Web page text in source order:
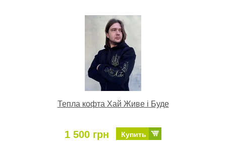
Тепла кофта Хай Живе і Буде
1 500 грн Купить